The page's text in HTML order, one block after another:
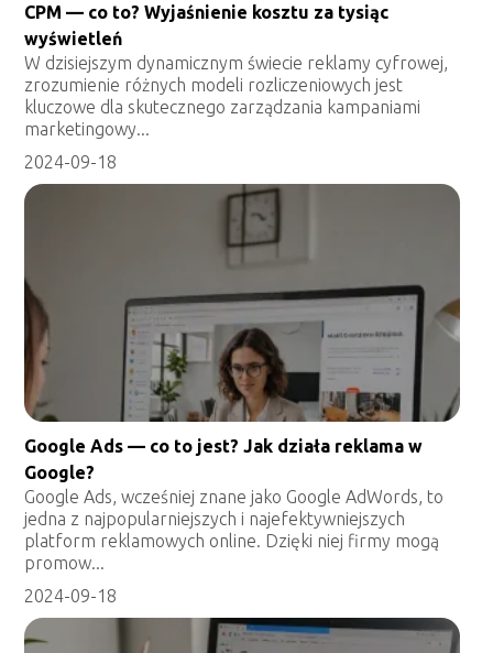
CPM — co to? Wyjaśnienie kosztu za tysiąc
wyświetleń
W dzisiejszym dynamicznym świecie reklamy cyfrowej,
zrozumienie różnych modeli rozliczeniowych jest
kluczowe dla skutecznego zarządzania kampaniami
marketingowy...
2024-09-18
Google Ads — co to jest? Jak działa reklama w
Google?
Google Ads, wcześniej znane jako Google AdWords, to
jedna z najpopularniejszych i najefektywniejszych
platform reklamowych online. Dzięki niej firmy mogą
promow...
2024-09-18